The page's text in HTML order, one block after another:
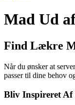
Mad Ud
Find Lækre
Når du ønsker at
passer til dine behov
Bliv Inspireret